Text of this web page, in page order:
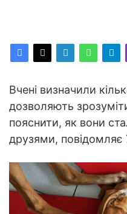
Вчені визначили
дозволяють
пояснити, як вони
друзями, повідомляє